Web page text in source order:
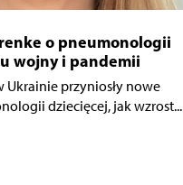
o pneumonologii
wojny i pandemii
Ukrainie przyniosły nowe
dziecięcej, jak wzrost...